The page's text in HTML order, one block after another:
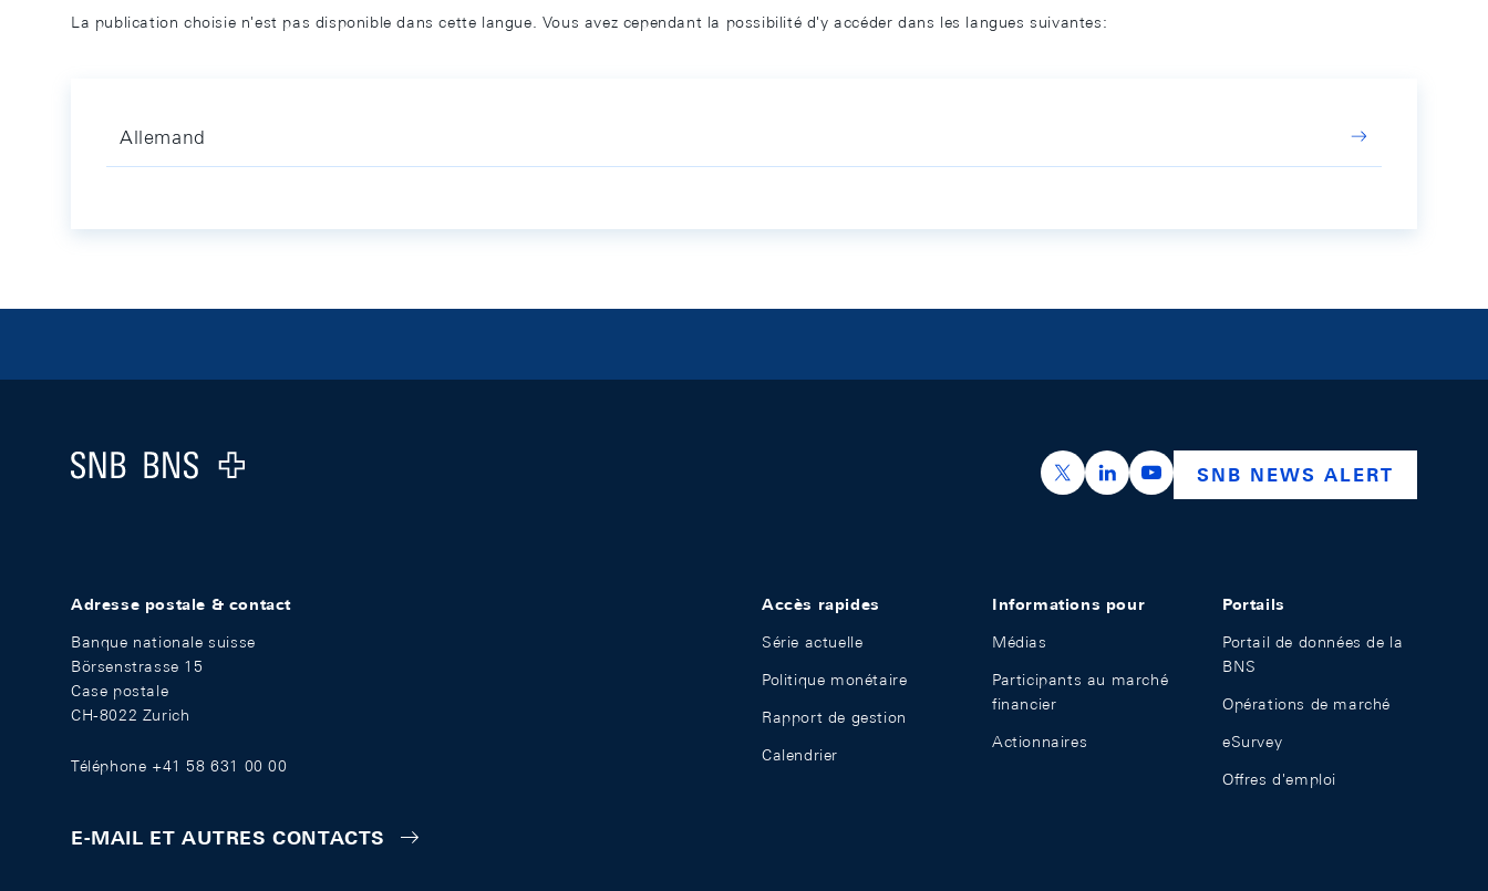
La publication choisie n'est pas disponible dans cette langue. Vous avez cependant la possibilité d'y accéder dans les langues suivantes:
Allemand
Logo
https://x.com/snb_bns
https://ch.linkedin.com/company/swiss-
https://www.youtube.com/
SNB NEWS ALERT
Adresse postale & contact
Banque nationale suisse
Börsenstrasse 15
Case postale
CH-8022 Zurich
Téléphone +41 58 631 00 00
E-MAIL ET AUTRES CONTACTS
Accès rapides
Série actuelle
Politique monétaire
Rapport de gestion
Calendrier
Informations pour
Médias
Participants au marché
financier
Actionnaires
Portails
Portail de données de la
BNS
Opérations de marché
eSurvey
Offres d'emploi